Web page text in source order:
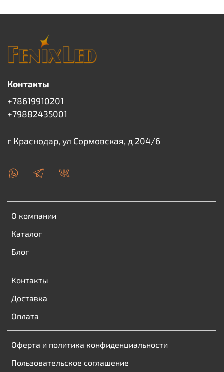
О компании
Каталог
Блог
Контакты
Доставка
Оплата
Оферта и политика конфиденциальности
Пользовательское соглашение
Контакты
+78619910201
+79882435001
г Краснодар, ул Сормовская, д 204/6